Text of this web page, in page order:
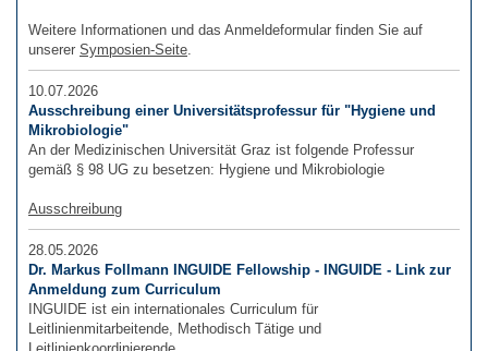
Weitere Informationen und das Anmeldeformular finden Sie auf
unserer Symposien-Seite.
10.07.2026
Ausschreibung einer Universitätsprofessur für "Hygiene und
Mikrobiologie"
An der Medizinischen Universität Graz ist folgende Professur
gemäß § 98 UG zu besetzen: Hygiene und Mikrobiologie
Ausschreibung
28.05.2026
Dr. Markus Follmann INGUIDE Fellowship - INGUIDE - Link zur
Anmeldung zum Curriculum
INGUIDE ist ein internationales Curriculum für
Leitlinienmitarbeitende, Methodisch Tätige und